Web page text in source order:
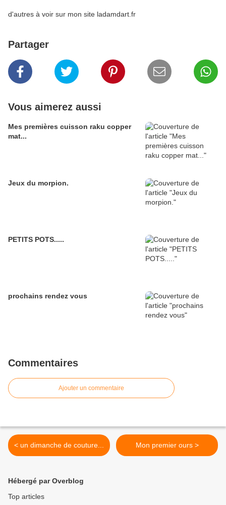
d'autres à voir sur mon site ladamdart.fr
Partager
Vous aimerez aussi
Mes premières cuisson raku copper
mat...
Jeux du morpion.
PETITS POTS.....
prochains rendez vous
Commentaires
Ajouter un commentaire
< un dimanche de couture... Mon premier ours >
Hébergé par Overblog
Top articles